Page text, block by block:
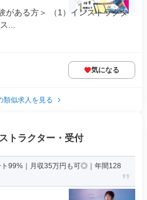
がある方＞ （1）インストラクタ
...
気になる
類似求人を見る
トラクター・受付
ト99%｜月収35万円も可◎｜年間128